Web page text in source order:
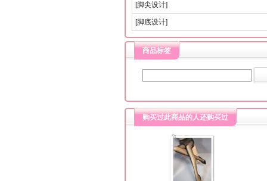
[脚尖设计]
[脚底设计]
商品标签
购买过此商品的人还购买过